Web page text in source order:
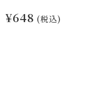
¥648 (税込)